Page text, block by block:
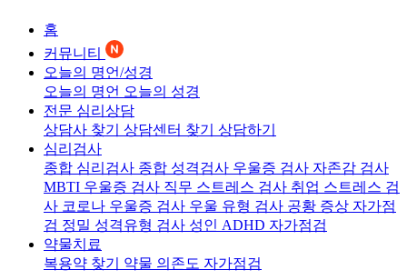
홈
커뮤니티
오늘의 명언/성경
오늘의 명언 오늘의 성경
전문 심리상담
상담사 찾기 상담센터 찾기 상담하기
심리검사
종합 심리검사 종합 성격검사 우울증 검사 자존감 검사
MBTI 우울증 검사 직무 스트레스 검사 취업 스트레스 검
사 코로나 우울증 검사 우울 유형 검사 공황 증상 자가점
검 정밀 성격유형 검사 성인 ADHD 자가점검
약물치료
복용약 찾기 약물 의존도 자가점검